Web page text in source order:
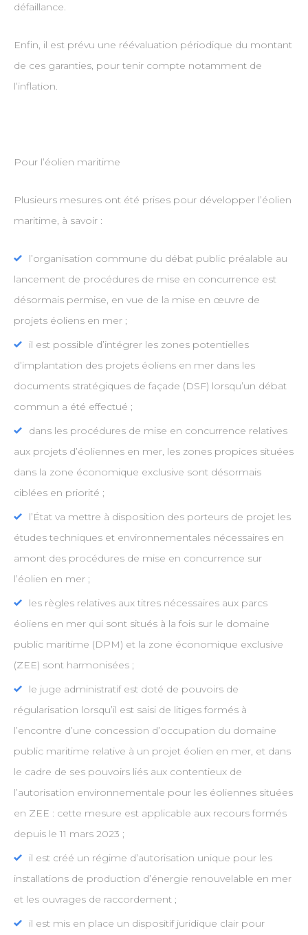
défaillance.
Enfin, il est prévu une réévaluation périodique du montant
de ces garanties, pour tenir compte notamment de
l’inflation.
Pour l’éolien maritime
Plusieurs mesures ont été prises pour développer l’éolien
maritime, à savoir :
l’organisation commune du débat public préalable au
lancement de procédures de mise en concurrence est
désormais permise, en vue de la mise en œuvre de
projets éoliens en mer ;
il est possible d’intégrer les zones potentielles
d’implantation des projets éoliens en mer dans les
documents stratégiques de façade (DSF) lorsqu’un débat
commun a été effectué ;
dans les procédures de mise en concurrence relatives
aux projets d’éoliennes en mer, les zones propices situées
dans la zone économique exclusive sont désormais
ciblées en priorité ;
l’État va mettre à disposition des porteurs de projet les
études techniques et environnementales nécessaires en
amont des procédures de mise en concurrence sur
l’éolien en mer ;
les règles relatives aux titres nécessaires aux parcs
éoliens en mer qui sont situés à la fois sur le domaine
public maritime (DPM) et la zone économique exclusive
(ZEE) sont harmonisées ;
le juge administratif est doté de pouvoirs de
régularisation lorsqu’il est saisi de litiges formés à
l’encontre d’une concession d’occupation du domaine
public maritime relative à un projet éolien en mer, et dans
le cadre de ses pouvoirs liés aux contentieux de
l’autorisation environnementale pour les éoliennes situées
en ZEE : cette mesure est applicable aux recours formés
depuis le 11 mars 2023 ;
il est créé un régime d’autorisation unique pour les
installations de production d’énergie renouvelable en mer
et les ouvrages de raccordement ;
il est mis en place un dispositif juridique clair pour